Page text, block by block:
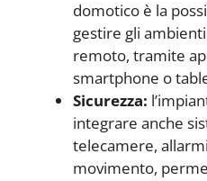
domotico è la
gestire gli
remoto, tramite
smartphone o
Sicurezza:
integrare anche
telecamere,
movimento,